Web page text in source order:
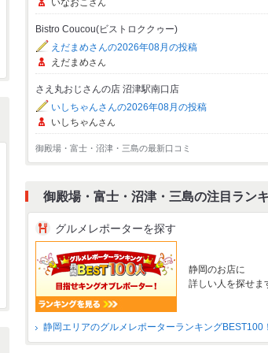
いなおこ さん
Bistro Coucou(ビストロククゥー)
えだまめさんの2026年08月の投稿
えだまめさん
さえ丸おじさんの店 沼津駅南口店
いしちゃんさんの2026年08月の投稿
いしちゃんさん
御殿場・富士・沼津・三島の最新口コミ
御殿場・富士・沼津・三島の注目ラン
グルメレポーターを探す
静岡のお店に
詳しい人を探せま
静岡エリアのグルメレポーターランキングBEST100！